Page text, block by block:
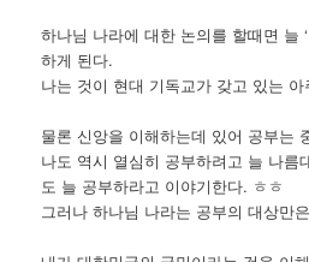
하나님 나라에 대한 논의를 할때면 늘
하게 된다.
나는 것이 현대 기독교가 갖고 있는
물론 신앙을 이해하는데 있어 공부는
나도 역시 열심히 공부하려고 늘 나름
도 늘 공부하라고 이야기한다. ㅎㅎ
그러나 하나님 나라는 공부의 대상만